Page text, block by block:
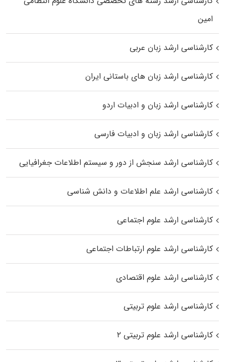
اﻣﻴﻦ
کارشناسی ارشد زبان عربی
کارشناسی ارشد زبان‌ های باستانی ایران
کارشناسی ارشد زبان و ادبیات اردو
کارشناسی ارشد زبان و ادبیات فارسی
کارشناسی ارشد سنجش از دور و سیستم اطلاعات جغرافیایی
کارشناسی ارشد علم اطلاعات و دانش شناسی
کارشناسی ارشد علوم اجتماعی
کارشناسی ارشد علوم ارتباطات اجتماعی
کارشناسی ارشد علوم اقتصادی
کارشناسی ارشد علوم تربیتی
کارشناسی ارشد علوم تربیتی ۲